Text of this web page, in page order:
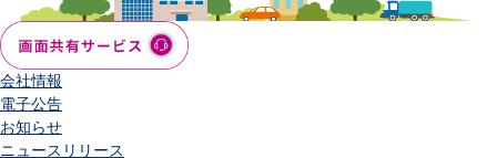
会社情報
電子公告
お知らせ
ニュースリリース